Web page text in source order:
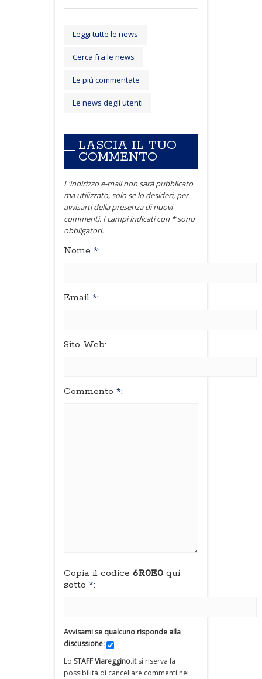
Leggi tutte le news
Cerca fra le news
Le più commentate
Le news degli utenti
LASCIA IL TUO
COMMENTO
L'indirizzo e-mail non sarà pubblicato
ma utilizzato, solo se lo desideri, per
avvisarti della presenza di nuovi
commenti. I campi indicati con * sono
obbligatori.
Nome *:
Email *:
Sito Web:
Commento *:
Copia il codice 6R0E0 qui
sotto *:
Avvisami se qualcuno risponde alla
discussione:
Lo STAFF Viareggino.itsi riserva la
possibilità di cancellare commenti nei